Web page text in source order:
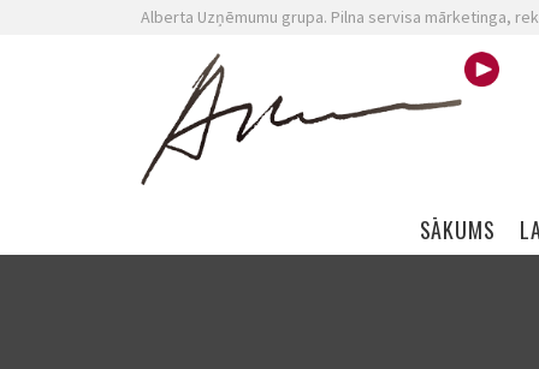
Alberta Uzņēmumu grupa. Pilna servisa mārketinga,
Skip navigation
SĀKUMS